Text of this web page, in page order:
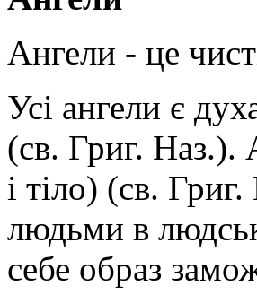
Ангели - це
Усі ангели є
(св. Григ.
і тіло) (св.
людьми в
себе образ